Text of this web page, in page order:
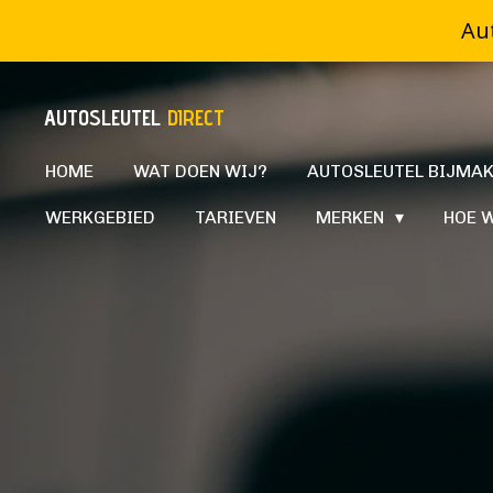
direct
naar
hoofdinhoud
AUTOSLEUTEL DIRECT
HOME WAT DOEN WIJ? AUTOSLEUTEL
WERKGEBIED TARIEVEN MERKEN HOE